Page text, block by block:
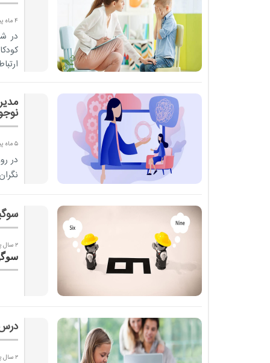
4 ماه پیش
در
5 ماه پیش
در
2 سال پیش
2 سال پیش